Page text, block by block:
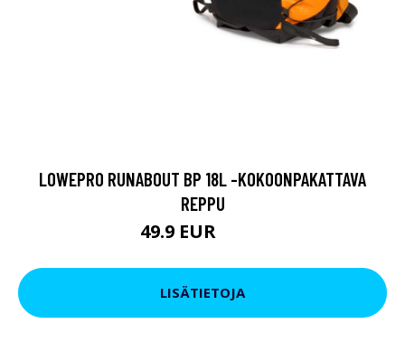
LOWEPRO RUNABOUT BP 18L -KOKOONPAKATTAVA
REPPU
49.9 EUR
LISÄTIETOJA